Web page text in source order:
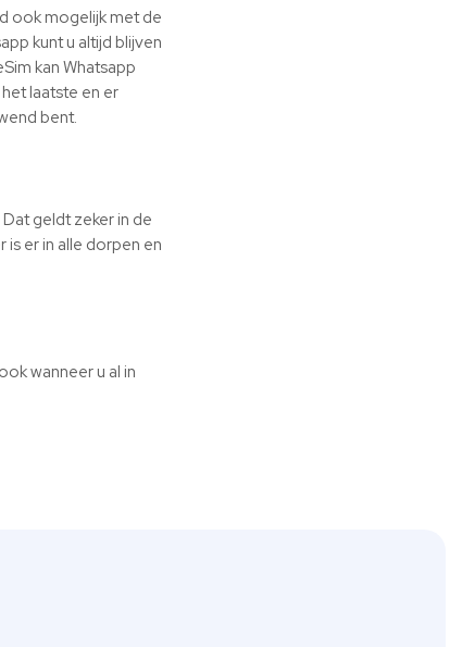
ook mogelijk met de
kunt u altijd blijven
kan Whatsapp
laatste en er
bent.
geldt zeker in de
er in alle dorpen en
wanneer u al in